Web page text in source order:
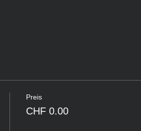
Preis
CHF 0.00